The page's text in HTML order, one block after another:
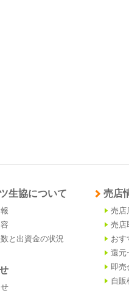
生協について
と出資金の状況
売店
売店
売店
おす
還元
即売
自販